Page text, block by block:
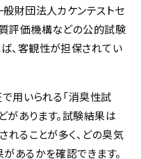
財団法人カケンテストセ
評価機構などの公的試験
、客観性が担保されてい
用いられる「消臭性試
があります。試験結果は
れることが多く、どの臭気
あるかを確認できます。